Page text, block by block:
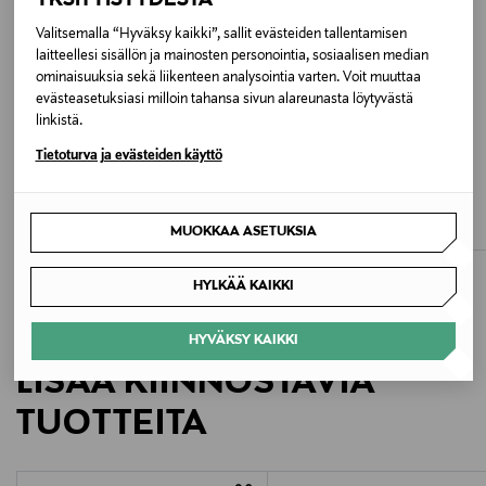
Valitsemalla “Hyväksy kaikki”, sallit evästeiden tallentamisen
laitteellesi sisällön ja mainosten personointia, sosiaalisen median
ominaisuuksia sekä liikenteen analysointia varten. Voit muuttaa
evästeasetuksiasi milloin tahansa sivun alareunasta löytyvästä
linkistä.
Tietoturva ja evästeiden käyttö
MUOKKAA ASETUKSIA
HYLKÄÄ KAIKKI
HYVÄKSY KAIKKI
Puhdista pehmeällä liinalla. Käytä materiaalille
soveltuvia suoja- ja hoitoaineita.
Väri
11 APRICOT
Valmistajan tuotenumero
12-27702
ETUKUPONKITUOTE UUTTA
Original Price
140,00 €
LISÄÄ KIINNOSTAVIA
TUOTTEITA